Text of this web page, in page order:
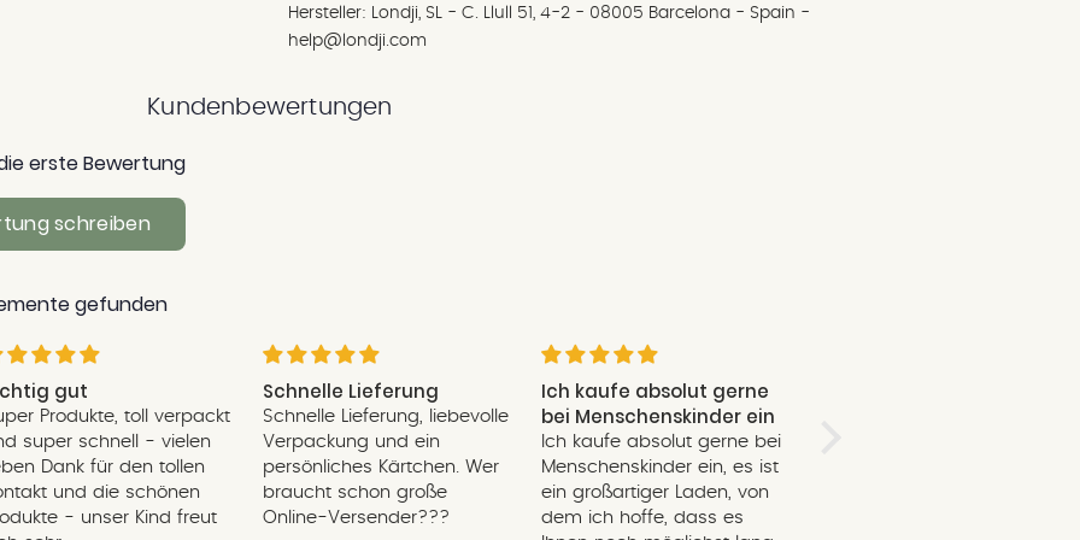
Qualität und Nachhaltigkeit.
Arbeitsbedingungen und umweltfreundliche Materialien.
wiederverwendbare Sticker-Sets regen Fantasie, Logik und
Geschicklichkeit an. Die wunderschönen Illustrationen
stammen von talentierten Künstlern, die jedes Spielzeug zu
einem kleinen Kunstwerk machen.
Londji engagiert sich für soziale Projekte und arbeitet mit
Unternehmen zusammen, die Menschen aus
Hersteller: Londji, SL - C. Llull 51, 4-2 - 08005 Barcelona - Spain -
help@londji.com
Kundenbewertungen
erste Bewertung
schreiben
gefunden
gut
Produkte, toll verpackt
super schnell - vielen
Dank für den tollen
und die schönen
- unser Kind freut
Schnelle Lieferung
Schnelle Lieferung, liebevolle
Verpackung und ein
persönliches Kärtchen. Wer
braucht schon große
Online-Versender???
Ich kaufe absolut gerne
bei Menschenskinder ein
Ich kaufe absolut gerne bei
Menschenskinder ein, es ist
ein großartiger Laden, von
dem ich hoffe, dass es